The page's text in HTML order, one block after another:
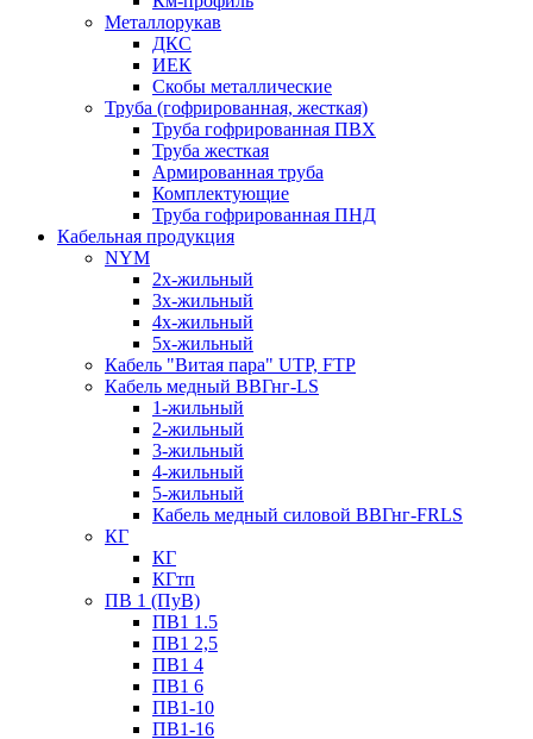
Металлорукав
ДКС
ИЕК
Скобы металлические
Труба (гофрированная, жесткая)
Труба гофрированная ПВХ
Труба жесткая
Армированная труба
Комплектующие
Труба гофрированная ПНД
Кабельная продукция
NYM
2х-жильный
3х-жильный
4х-жильный
5х-жильный
Кабель "Витая пара" UTP, FTP
Кабель медный ВВГнг-LS
1-жильный
2-жильный
3-жильный
4-жильный
5-жильный
Кабель медный силовой ВВГнг-FRLS
КГ
КГ
КГтп
ПВ 1 (ПуВ)
ПВ1 1.5
ПВ1 2,5
ПВ1 4
ПВ1 6
ПВ1-10
ПВ1-16